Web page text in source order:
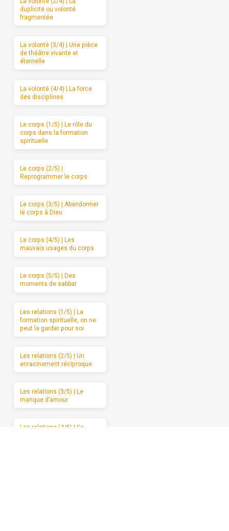
duplicité ou volonté
fragmentée
La volonté (3/4) | Une pièce
de théâtre vivante et
éternelle
La volonté (4/4) | La force
des disciplines
Le corps (1/5) | Le rôle du
corps dans la formation
spirituelle
Le corps (2/5) |
Reprogrammer le corps
Le corps (3/5) | Abandonner
le corps à Dieu
Le corps (4/5) | Les
mauvais usages du corps
Le corps (5/5) | Des
moments de sabbat
Les relations (1/5) | La
formation spirituelle, on ne
peut la garder pour soi
Les relations (2/5) | Un
enracinement réciproque
Les relations (3/5) | Le
manque d’amour
Les relations (4/5) | Se